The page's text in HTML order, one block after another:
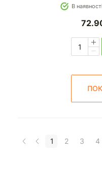
В наявності
1 2 3 4